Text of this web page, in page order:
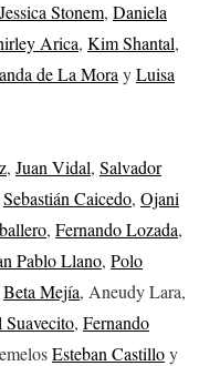
Jessica Stonem, Daniela
Arica, Kim Shantal,
de La Mora yLuisa
, Juan Vidal, Salvador
Sebastián Caicedo, Ojani
, Fernando Lozada,
Pablo Llano, Polo
Beta Mejía, Aneudy Lara,
, Fernando
Esteban Castilloy